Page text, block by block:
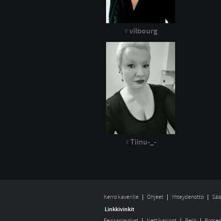
vilbourg
Tiinu-_-
Kerro kaverille Ohjeet Yhteydenotto
Linkkivinkit